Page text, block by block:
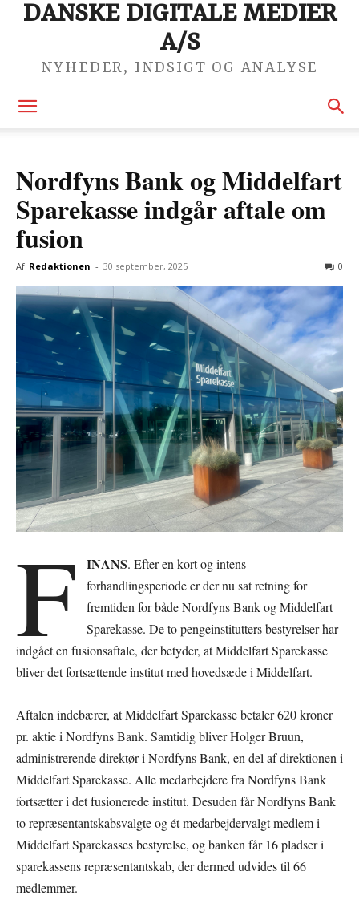
DANSKE DIGITALE MEDIER
A/S
NYHEDER, INDSIGT OG ANALYSE
Nordfyns Bank og Middelfart
Sparekasse indgår aftale om
fusion
Af Redaktionen - 30 september, 2025 0
F INANS. Efter en kort og intens
forhandlingsperiode er der nu sat retning for
fremtiden for både Nordfyns Bank og Middelfart
Sparekasse. De to pengeinstitutters bestyrelser har
indgået en fusionsaftale, der betyder, at Middelfart Sparekasse
bliver det fortsættende institut med hovedsæde i Middelfart.
Aftalen indebærer, at Middelfart Sparekasse betaler 620 kroner
pr. aktie i Nordfyns Bank. Samtidig bliver Holger Bruun,
administrerende direktør i Nordfyns Bank, en del af direktionen i
Middelfart Sparekasse. Alle medarbejdere fra Nordfyns Bank
fortsætter i det fusionerede institut. Desuden får Nordfyns Bank
to repræsentantskabsvalgte og ét medarbejdervalgt medlem i
Middelfart Sparekasses bestyrelse, og banken får 16 pladser i
sparekassens repræsentantskab, der dermed udvides til 66
medlemmer.